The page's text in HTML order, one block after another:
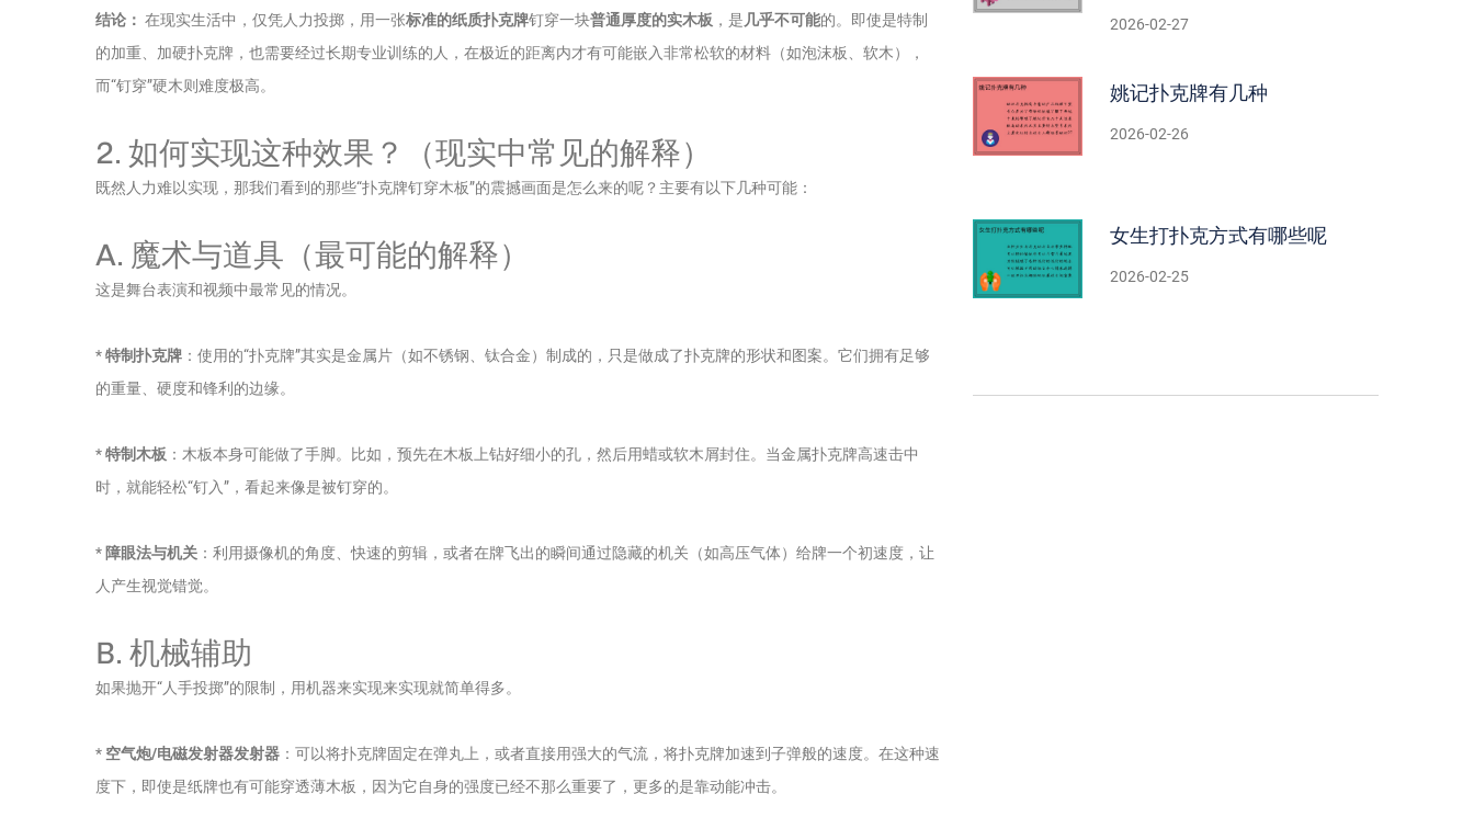
结论： 在现实生活中，仅凭人力投掷，用一张标准的纸质扑克牌钉穿一块普通厚度的实木板 ，是 几乎不可能的。即使是特制
的加重、加硬扑克牌，也需要经过长期专业训练的人，在极近的距离内才有可能嵌入非常松软的材料（如泡沫板、软木），
而“钉穿”硬木则难度极高。
2. 如何实现这种效果？（现实中常见的解释）
既然人力难以实现，那我们看到的那些“扑克牌钉穿木板”的震撼画面是怎么来的呢？主要有以下几种可能：
A. 魔术与道具（最可能的解释）
这是舞台表演和视频中最常见的情况。
*特制扑克牌 ：使用的“扑克牌”其实是金属片（如不锈钢、钛合金）制成的，只是做成了扑克牌的形状和图案。它们拥有足够
的重量、硬度和锋利的边缘。
*特制木板 ：木板本身可能做了手脚。比如，预先在木板上钻好细小的孔，然后用蜡或软木屑封住。当金属扑克牌高速击中
时，就能轻松“钉入”，看起来像是被钉穿的。
* 障眼法与机关 ：利用摄像机的角度、快速的剪辑，或者在牌飞出的瞬间通过隐藏的机关（如高压气体）给牌一个初速度，让
人产生视觉错觉。
B. 机械辅助
如果抛开“人手投掷”的限制，用机器来实现来实现就简单得多。
* 空气炮/电磁发射器发射器 ：可以将扑克牌固定在弹丸上，或者直接用强大的气流，将扑克牌加速到子弹般的速度。在这种速
度下，即使是纸牌也有可能穿透薄木板，因为它自身的强度已经不那么重要了，更多的是靠动能冲击。
2026-02-27
姚记扑克牌有几种
2026-02-26
女生打扑克方式有哪些呢
2026-02-25